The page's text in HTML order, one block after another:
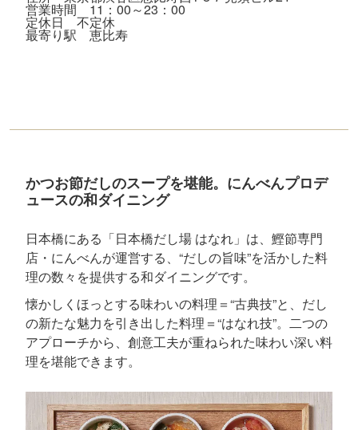
営業時間 11：00～23：00
定休日 不定休
最寄り駅 恵比寿
かつお節だしのスープを堪能。にんべんプロデ
ュースの和ダイニング
日本橋にある「日本橋だし場 はなれ」は、鰹節専門
店・にんべんが運営する、“だしの旨味”を活かした料
理の数々を提供する和ダイニングです。
懐かしくほっとする味わいの料理＝“古典技”と、だし
の新たな魅力を引き出した料理＝“はなれ技”。二つの
アプローチから、創意工夫が重ねられた味わい深い料
理を堪能できます。